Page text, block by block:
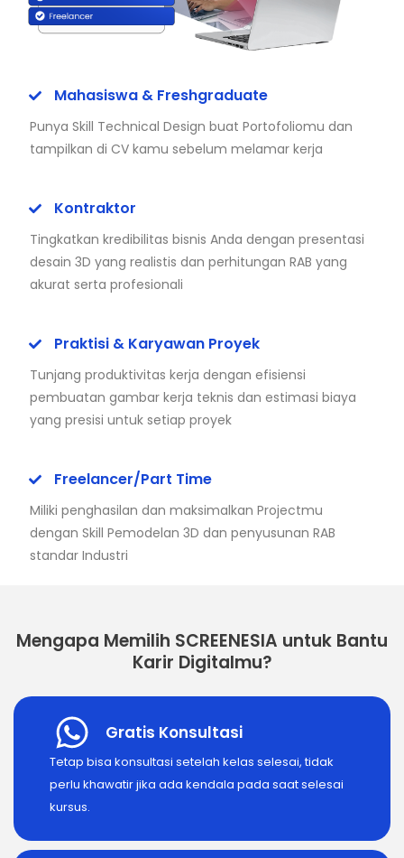
Mahasiswa & Freshgraduate
Punya Skill Technical Design buat Portofoliomu dan
tampilkan di CV kamu sebelum melamar kerja
Kontraktor
Tingkatkan kredibilitas bisnis Anda dengan presentasi
desain 3D yang realistis dan perhitungan RAB yang
akurat serta profesionali
Praktisi & Karyawan Proyek
Tunjang produktivitas kerja dengan efisiensi
pembuatan gambar kerja teknis dan estimasi biaya
yang presisi untuk setiap proyek
Freelancer/Part Time
Miliki penghasilan dan maksimalkan Projectmu
dengan Skill Pemodelan 3D dan penyusunan RAB
standar Industri
Mengapa Memilih SCREENESIA untuk Bantu
Karir Digitalmu?
Gratis Konsultasi
Tetap bisa konsultasi setelah kelas selesai, tidak
perlu khawatir jika ada kendala pada saat selesai
kursus.